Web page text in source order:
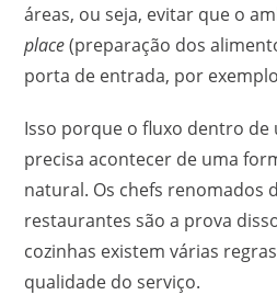
áreas, ou seja, evitar que o
place(preparação dos
porta de entrada, por
Isso porque o fluxo dentro
precisa acontecer de uma
natural. Os chefs renomados
restaurantes são a prova
cozinhas existem várias
qualidade do serviço.